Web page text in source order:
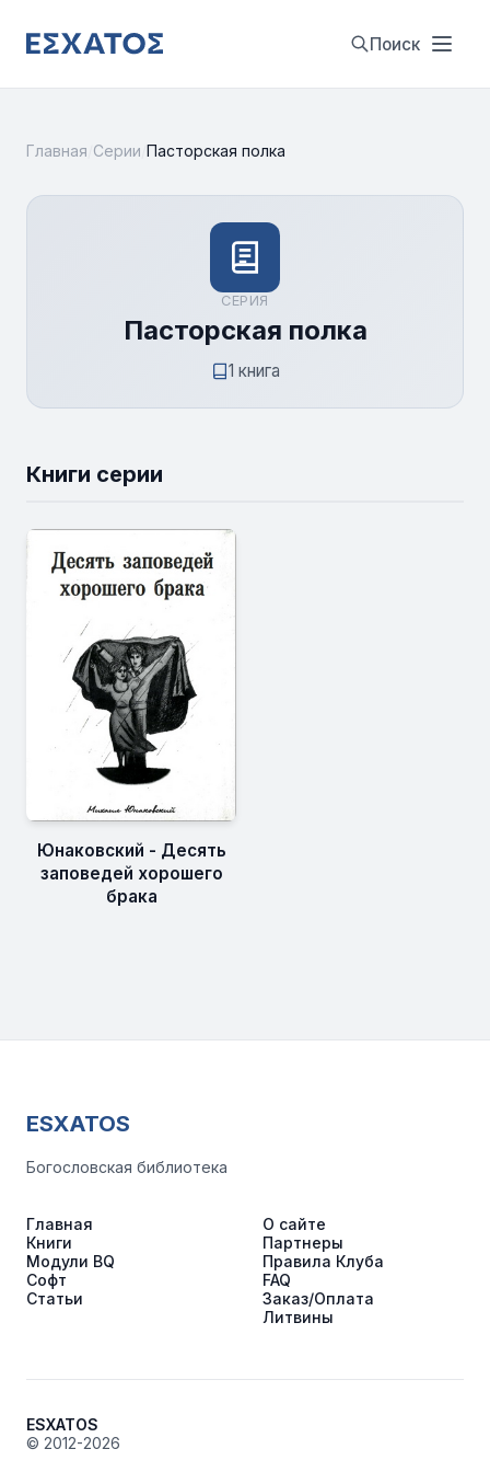
Поиск
Главная Серии Пасторская полка
СЕРИЯ
Пасторская полка
1 книга
Книги серии
Юнаковский - Десять
заповедей хорошего
брака
ESXATOS
Богословская библиотека
Главная
Книги
Модули BQ
Софт
Статьи
О сайте
Партнеры
Правила Клуба
FAQ
Заказ/Оплата
Литвины
ESXATOS
© 2012-2026